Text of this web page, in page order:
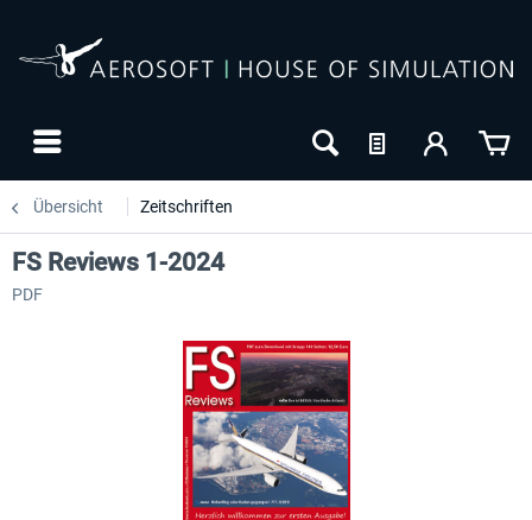
Übersicht Zeitschriften
FS Reviews 1-2024
PDF